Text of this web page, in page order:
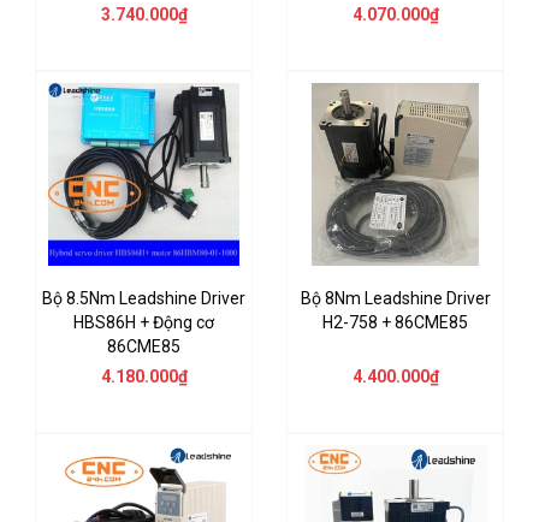
3.740.000₫
4.070.000₫
Bộ 8.5Nm Leadshine Driver
HBS86H + Động cơ
86CME85
4.180.000₫
Bộ 8Nm Leadshine Driver
H2-758 + 86CME85
4.400.000₫